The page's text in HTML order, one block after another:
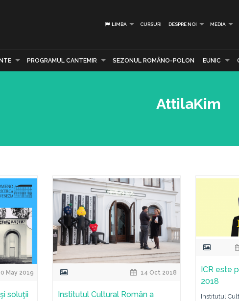
LIMBA CURSURI DESPRE NOI MEDIA
PROGRAMUL CANTEMIR SEZONUL ROMÂNO-POLON EUNIC
AttilaKim
May 2019
soluţii
14 Oct 2018
Institutul Cultural Român a
ICR este
2018
Institutul